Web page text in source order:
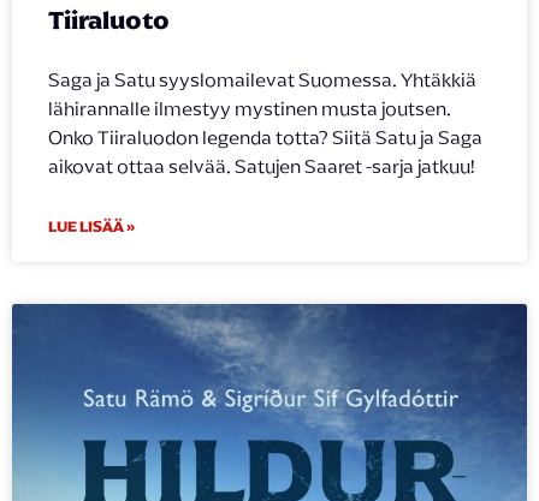
Tiiraluoto
Saga ja Satu syyslomailevat Suomessa. Yhtäkkiä
lähirannalle ilmestyy mystinen musta joutsen.
Onko Tiiraluodon legenda totta? Siitä Satu ja Saga
aikovat ottaa selvää. Satujen Saaret -sarja jatkuu!
LUE LISÄÄ »